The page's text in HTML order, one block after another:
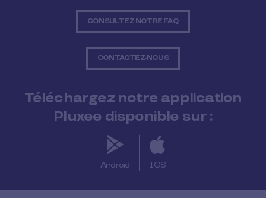
CONSULTEZ NOTRE FAQ
CONTACTEZ-NOUS
Téléchargez notre application
Pluxee disponible sur :
Android IOS